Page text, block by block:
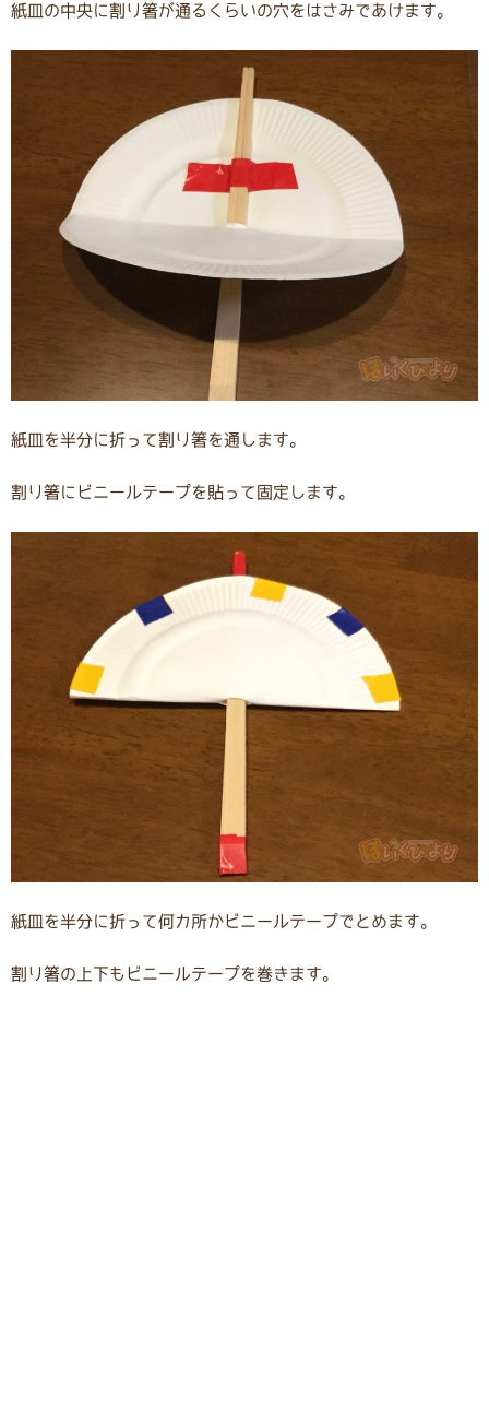
紙皿の中央に割り箸が通るくらいの穴をはさみであけます。
紙皿を半分に折って割り箸を通します。
割り箸にビニールテープを貼って固定します。
紙皿を半分に折って何カ所かビニールテープでとめます。
割り箸の上下もビニールテープを巻きます。